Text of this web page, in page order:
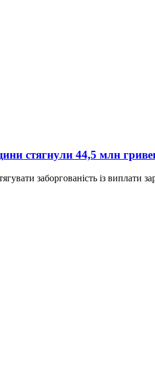
стягнули 44,5 млн
заборгованість із виплати